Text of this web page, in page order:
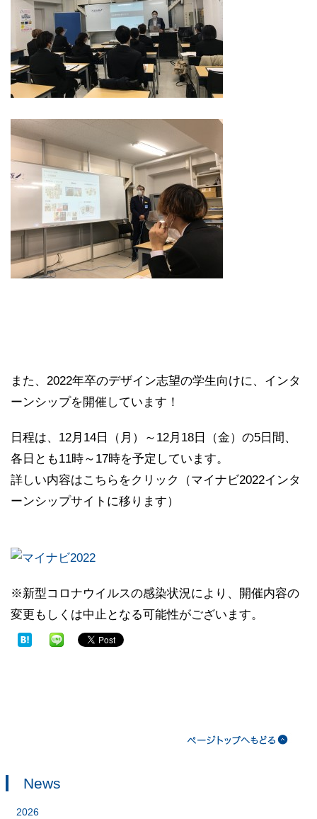
また、2022年卒のデザイン志望の学生向けに、インタ
ーンシップを開催しています！
日程は、12月14日（月）～12月18日（金）の5日間、
各日とも11時～17時を予定しています。
詳しい内容はこちらをクリック（マイナビ2022インタ
ーンシップサイトに移ります）
※新型コロナウイルスの感染状況により、開催内容の
変更もしくは中止となる可能性がございます。
News
2026